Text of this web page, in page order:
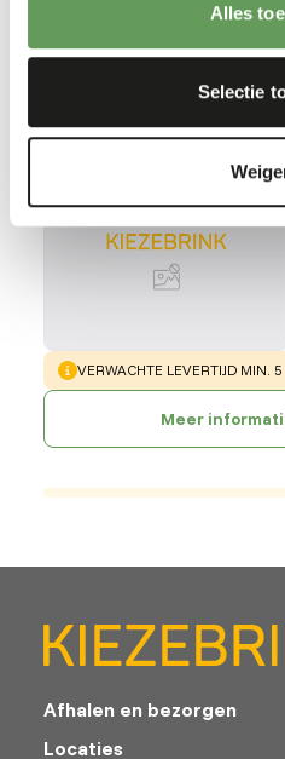
Alles
Selectie
Our assortment
Recommended products
WARNING:
VERWACHTE LEVERTIJD MIN.
Meer
Afhalen en bezorgen
Locaties